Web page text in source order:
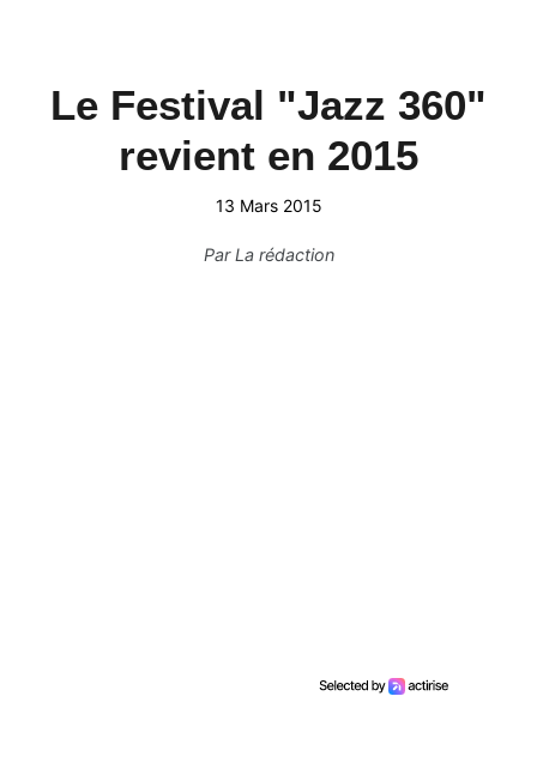
Le Festival "Jazz 360"
revient en 2015
13 Mars 2015
ParLa rédaction